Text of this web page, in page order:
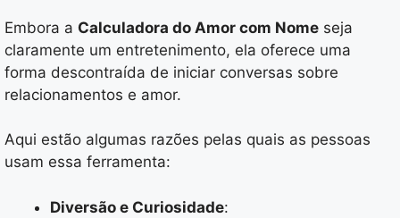
Embora a Calculadora do Amor com Nome seja
claramente um entretenimento, ela oferece uma
forma descontraída de iniciar conversas sobre
relacionamentos e amor.
Aqui estão algumas razões pelas quais as pessoas
usam essa ferramenta:
Diversão e Curiosidade: